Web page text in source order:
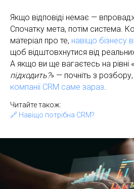
Якщо відповіді немає —
Спочатку мета, потім система.
матеріал про те, навіщо бізнесу
щоб відштовхнутися від
А якщо ви ще вагаєтесь на рівні «
підходить?» — почніть з розбору,
компанії CRM саме зараз.
Читайте також:
🔗 Навіщо потрібна CRM?